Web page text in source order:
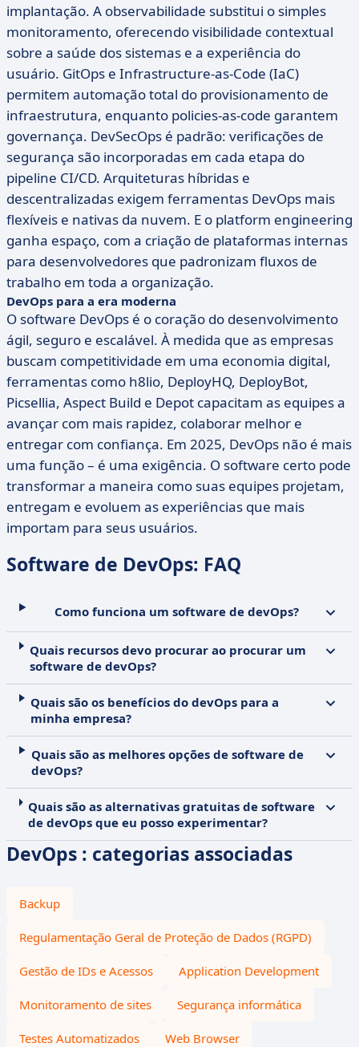
implantação. A observabilidade substitui o simples
monitoramento, oferecendo visibilidade contextual
sobre a saúde dos sistemas e a experiência do
usuário. GitOps e Infrastructure-as-Code (IaC)
permitem automação total do provisionamento de
infraestrutura, enquanto policies-as-code garantem
governança. DevSecOps é padrão: verificações de
segurança são incorporadas em cada etapa do
pipeline CI/CD. Arquiteturas híbridas e
descentralizadas exigem ferramentas DevOps mais
flexíveis e nativas da nuvem. E o platform engineering
ganha espaço, com a criação de plataformas internas
para desenvolvedores que padronizam fluxos de
trabalho em toda a organização.
DevOps para a era moderna
O software DevOps é o coração do desenvolvimento
ágil, seguro e escalável. À medida que as empresas
buscam competitividade em uma economia digital,
ferramentas como h8lio, DeployHQ, DeployBot,
Picsellia, Aspect Build e Depot capacitam as equipes a
avançar com mais rapidez, colaborar melhor e
entregar com confiança. Em 2025, DevOps não é mais
uma função – é uma exigência. O software certo pode
transformar a maneira como suas equipes projetam,
entregam e evoluem as experiências que mais
importam para seus usuários.
Software de DevOps: FAQ
Como funciona um software de devOps?
Quais recursos devo procurar ao procurar um
software de devOps?
Quais são os benefícios do devOps para a
minha empresa?
Quais são as melhores opções de software de
devOps?
Quais são as alternativas gratuitas de software
de devOps que eu posso experimentar?
DevOps : categorias associadas
Backup
Regulamentação Geral de Proteção de Dados (RGPD)
Gestão de IDs e Acessos Application Development
Monitoramento de sites Segurança informática
Testes Automatizados Web Browser